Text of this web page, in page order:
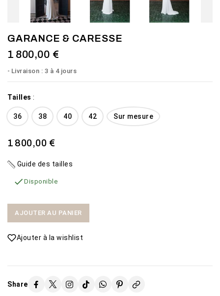
GARANCE & CARESSE
1 800,00 €
Livraison : 3 à 4 jours
Tailles :
36 38 40 42 Sur mesure
1 800,00 €
Guide des tailles
 Disponible
AJOUTER AU PANIER
Ajouter à la wishlist
Share